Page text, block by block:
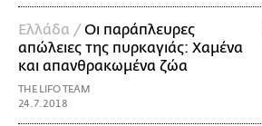
Ελλάδα /Οι παράπλευρες
απώλειες της πυρκαγιάς: Χαμένα
και απανθρακωμένα ζώα
THE LIFO TEAM
24.7.2018